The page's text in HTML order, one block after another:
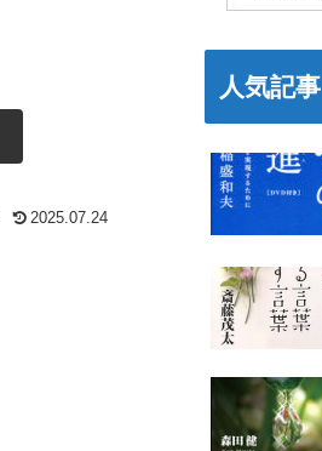
2025.07.24
人気記事